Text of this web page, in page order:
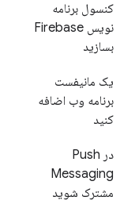
کنسول برنامه
نویس Firebase
بسازید
یک مانیفست
برنامه وب اضافه
کنید
در Push
Messaging
مشترک شوید